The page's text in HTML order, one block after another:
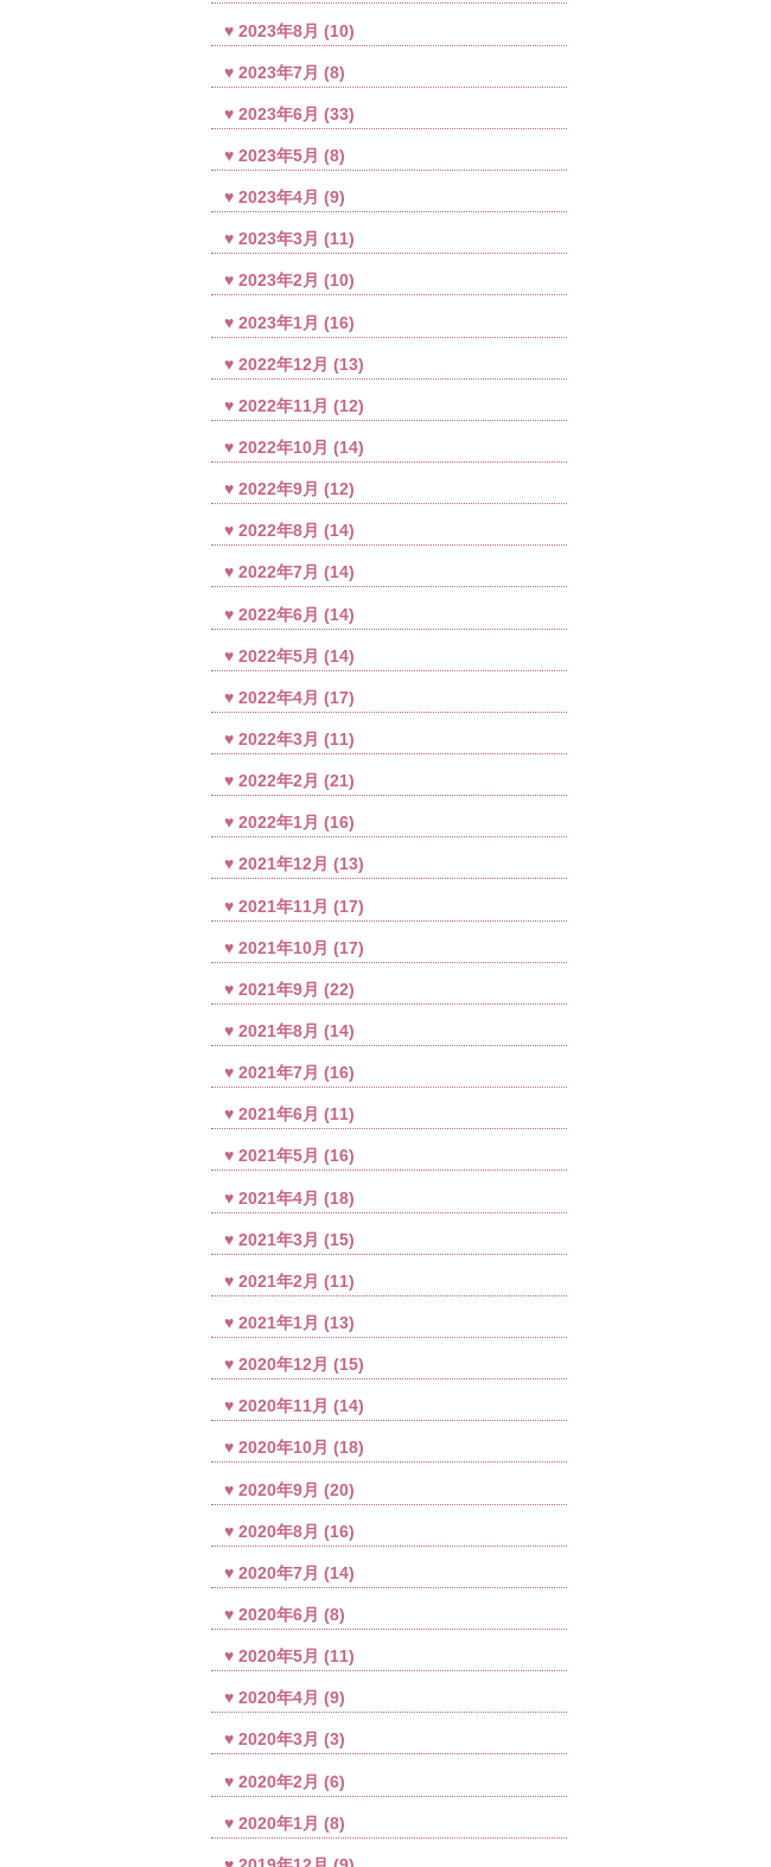
2023年8月 (10)
2023年7月 (8)
2023年6月 (33)
2023年5月 (8)
2023年4月 (9)
2023年3月 (11)
2023年2月 (10)
2023年1月 (16)
2022年12月 (13)
2022年11月 (12)
2022年10月 (14)
2022年9月 (12)
2022年8月 (14)
2022年7月 (14)
2022年6月 (14)
2022年5月 (14)
2022年4月 (17)
2022年3月 (11)
2022年2月 (21)
2022年1月 (16)
2021年12月 (13)
2021年11月 (17)
2021年10月 (17)
2021年9月 (22)
2021年8月 (14)
2021年7月 (16)
2021年6月 (11)
2021年5月 (16)
2021年4月 (18)
2021年3月 (15)
2021年2月 (11)
2021年1月 (13)
2020年12月 (15)
2020年11月 (14)
2020年10月 (18)
2020年9月 (20)
2020年8月 (16)
2020年7月 (14)
2020年6月 (8)
2020年5月 (11)
2020年4月 (9)
2020年3月 (3)
2020年2月 (6)
2020年1月 (8)